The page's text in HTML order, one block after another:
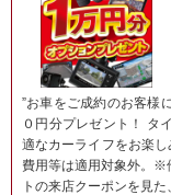
”お車をご成約のお客様
０円分プレゼント！ タ
適なカーライフをお楽
費用等は適用対象外。※
トの来店クーポンを見